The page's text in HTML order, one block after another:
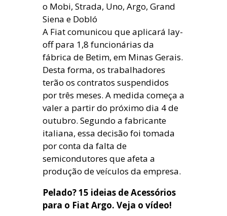
o Mobi, Strada, Uno, Argo, Grand
Siena e Dobló
A Fiat comunicou que aplicará lay-
off para 1,8 funcionárias da
fábrica de Betim, em Minas Gerais.
Desta forma, os trabalhadores
terão os contratos suspendidos
por três meses. A medida começa a
valer a partir do próximo dia 4 de
outubro. Segundo a fabricante
italiana, essa decisão foi tomada
por conta da falta de
semicondutores que afeta a
produção de veículos da empresa.
Pelado? 15 ideias de Acessórios
para o Fiat Argo. Veja o vídeo!